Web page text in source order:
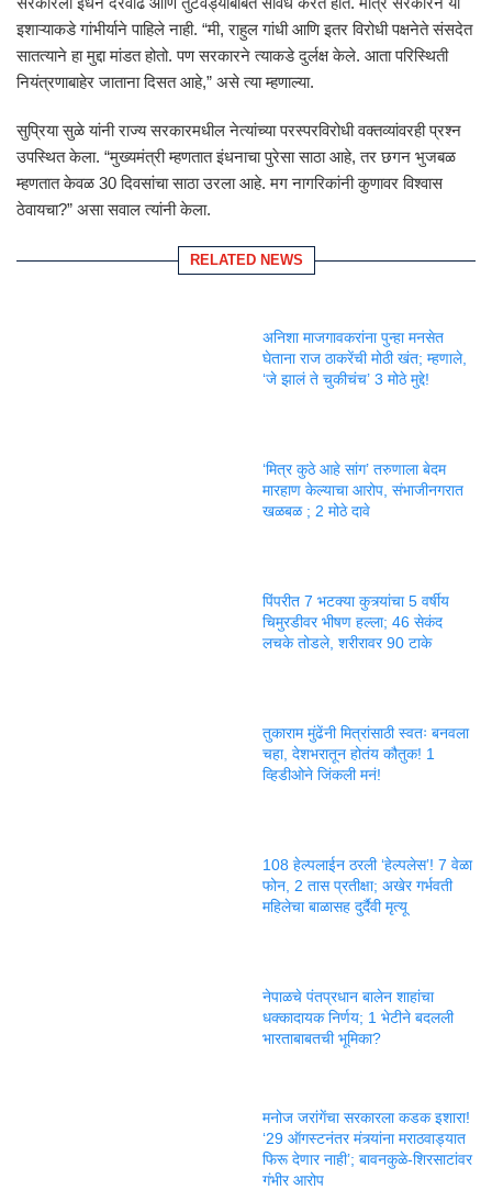
इशाऱ्याकडे गांभीर्याने पाहिले नाही. “मी, राहुल गांधी आणि इतर विरोधी पक्षनेते संसदेत
सातत्याने हा मुद्दा मांडत होतो. पण सरकारने त्याकडे दुर्लक्ष केले. आता परिस्थिती
नियंत्रणाबाहेर जाताना दिसत आहे,” असे त्या म्हणाल्या.
सुप्रिया सुळे यांनी राज्य सरकारमधील नेत्यांच्या परस्परविरोधी वक्तव्यांवरही प्रश्न
उपस्थित केला. “मुख्यमंत्री म्हणतात इंधनाचा पुरेसा साठा आहे, तर छगन भुजबळ
म्हणतात केवळ 30 दिवसांचा साठा उरला आहे. मग नागरिकांनी कुणावर विश्वास
ठेवायचा?” असा सवाल त्यांनी केला.
RELATED NEWS
अनिशा माजगावकरांना पुन्हा मनसेत
घेताना राज ठाकरेंची मोठी खंत; म्हणाले,
‘जे झालं ते चुकीचंच’ 3 मोठे मुद्दे!
‘मित्र कुठे आहे सांग’ तरुणाला बेदम
मारहाण केल्याचा आरोप, संभाजीनगरात
खळबळ ; 2 मोठे दावे
पिंपरीत 7 भटक्या कुत्र्यांचा 5 वर्षीय
चिमुरडीवर भीषण हल्ला; 46 सेकंद
लचके तोडले, शरीरावर 90 टाके
तुकाराम मुंढेंनी मित्रांसाठी स्वतः बनवला
चहा, देशभरातून होतंय कौतुक! 1
व्हिडीओने जिंकली मनं!
108 हेल्पलाईन ठरली ‘हेल्पलेस’! 7 वेळा
फोन, 2 तास प्रतीक्षा; अखेर गर्भवती
महिलेचा बाळासह दुर्दैवी मृत्यू
नेपाळचे पंतप्रधान बालेन शाहांचा
धक्कादायक निर्णय; 1 भेटीने बदलली
भारताबाबतची भूमिका?
मनोज जरांगेंचा सरकारला कडक इशारा!
‘29 ऑगस्टनंतर मंत्र्यांना मराठवाड्यात
फिरू देणार नाही’; बावनकुळे-शिरसाटांवर
गंभीर आरोप